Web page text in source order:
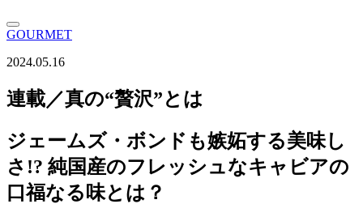
GOURMET
2024.05.16
連載／真の“贅沢”とは
ジェームズ・ボンドも嫉妬する美味し
さ!? 純国産のフレッシュなキャビアの
口福なる味とは？